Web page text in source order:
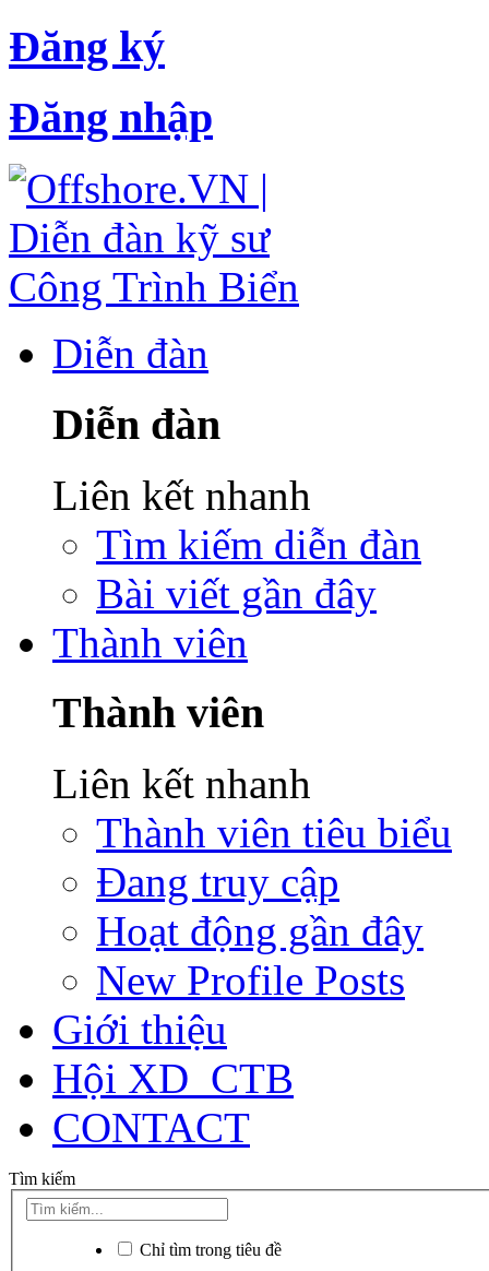
Đăng ký
Đăng nhập
Diễn đàn
Diễn đàn
Liên kết nhanh
Tìm kiếm diễn đàn
Bài viết gần đây
Thành viên
Thành viên
Liên kết nhanh
Thành viên tiêu biểu
Đang truy cập
Hoạt động gần đây
New Profile Posts
Giới thiệu
Hội XD_CTB
CONTACT
Tìm kiếm
Chỉ tìm trong tiêu đề